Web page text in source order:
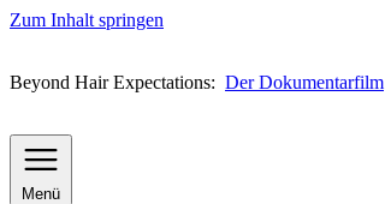
Zum Inhalt springen
Beyond Hair Expectations: Der Dokumentarfilm
Menü